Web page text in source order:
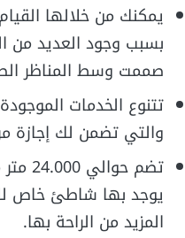
يمكنك من خلالها
بسبب وجود العديد من
صممت وسط المناظر
تتنوع الخدمات
والتي تضمن لك إجازة
تضم
يوجد بها شاطئ خاص
المزيد من الراحة بها.